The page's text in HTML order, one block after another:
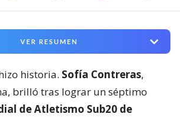
VER RESUMEN
historia. Sofía Contreras,
brilló tras lograr un séptimo
de Atletismo Sub20 de